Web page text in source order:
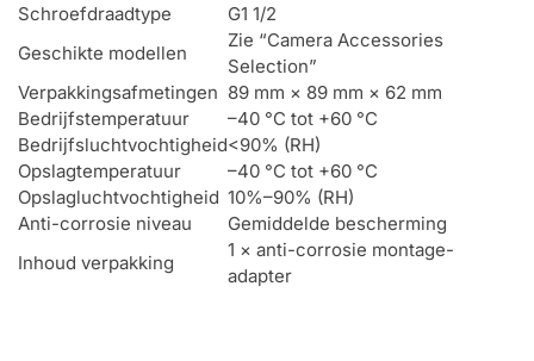
Schroefdraadtype
G1 1/2
Geschikte modellen
Zie “Camera Accessories
Selection”
Verpakkingsafmetingen 89 mm × 89 mm × 62 mm
Bedrijfstemperatuur
–40 °C tot +60 °C
Bedrijfsluchtvochtigheid<90% (RH)
Opslagtemperatuur
–40 °C tot +60 °C
Opslagluchtvochtigheid 10%–90% (RH)
Anti-corrosie niveau
Gemiddelde bescherming
Inhoud verpakking
1 × anti-corrosie montage-
adapter